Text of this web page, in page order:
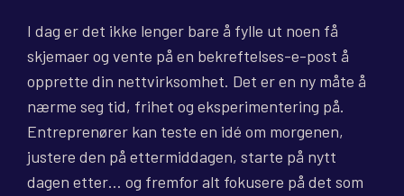
I dag er det ikke lenger bare å fylle ut noen få
skjemaer og vente på en bekreftelses-e-post å
opprette din nettvirksomhet. Det er en ny måte å
nærme seg tid, frihet og eksperimentering på.
Entreprenører kan teste en idé om morgenen,
justere den på ettermiddagen, starte på nytt
dagen etter… og fremfor alt fokusere på det som